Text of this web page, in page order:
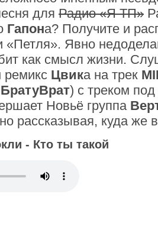
для Радио «Я ТП»
Гапона? Получите и
«Петля». Явно
как смысл жизни.
Цвика на трек
БратуВрат) с треком
Новьё группа
рассказывая, куда же
- Кто ты такой